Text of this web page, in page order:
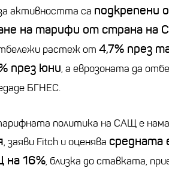
активността са подкрепени
на тарифи от страна на
растеж от 4,7% през
през юни, а еврозоната да
БГНЕС.
политика на САЩ е
, заяви Fitch и оценява средната
16%, близка до ставката,